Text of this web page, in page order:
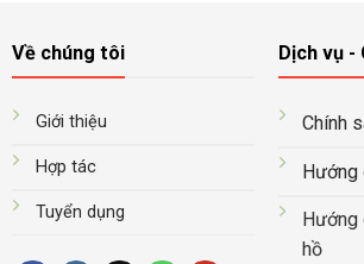
Về chúng tôi
Giới thiệu
Hợp tác
Tuyển dụng
Dịch vụ -
Chính
Hướng
hồ